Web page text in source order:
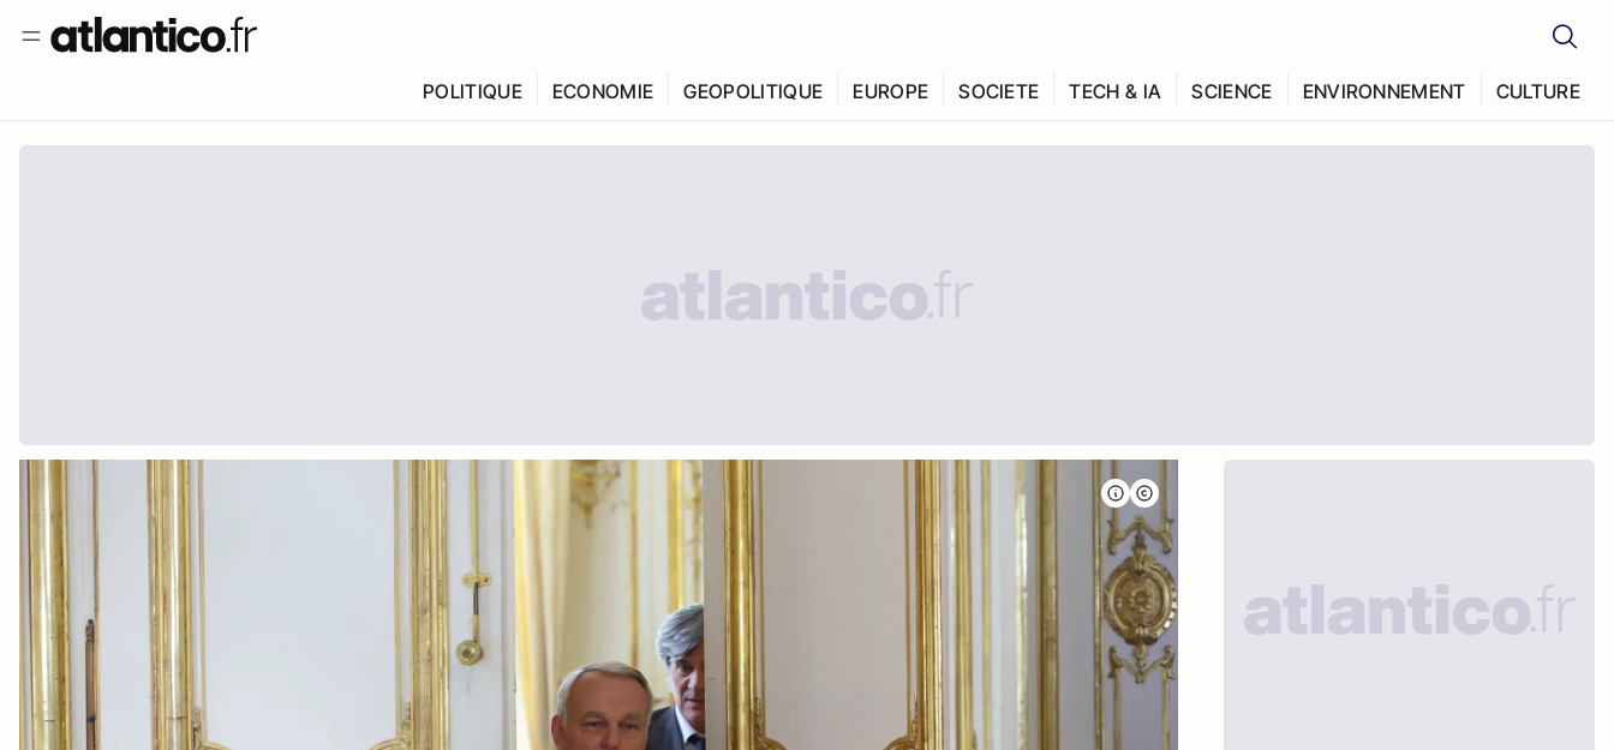
POLITIQUE ECONOMIE GEOPOLITIQUE EUROPE SOCIETE TECH & IA SCIENCE ENVIRONNEMENT CULTURE